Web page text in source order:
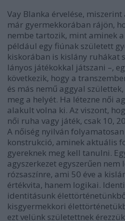
Vay Blanka érvelése,
már gyermekkorában rájön,
nembe tartozik, mint aminek
például egy fiúnak született
kiskorában is kislány ruhákat
lányos játékokkal játszani ­–,
következik, hogy a
és más nemű aggyal
meg a helyét. Ha létezne női
alakult volna ki. Az viszont,
női ruha vagy játék, csak 10,
A nőiség nyilván
konstrukció, aminek aktuális
gyereknek meg kell tanulni.
agyszerkezet egyszerűen nem
rózsaszínre, ami 50 éve a
értékvita, hanem logikai.
identitásunk
kisgyermekkori
ezt velünk születettnek